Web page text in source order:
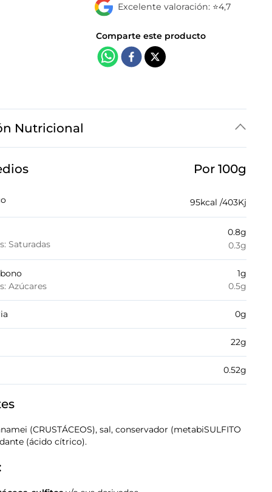
Excelente valoración: ⭐4,7
Nutricional
Por 100g
95kcal /403Kj
Saturadas
0.8g
0.3g
Azúcares
1g
0.5g
0g
22g
0.52g
(CRUSTÁCEOS), sal, conservador (metabiSULFITO
(ácido cítrico).